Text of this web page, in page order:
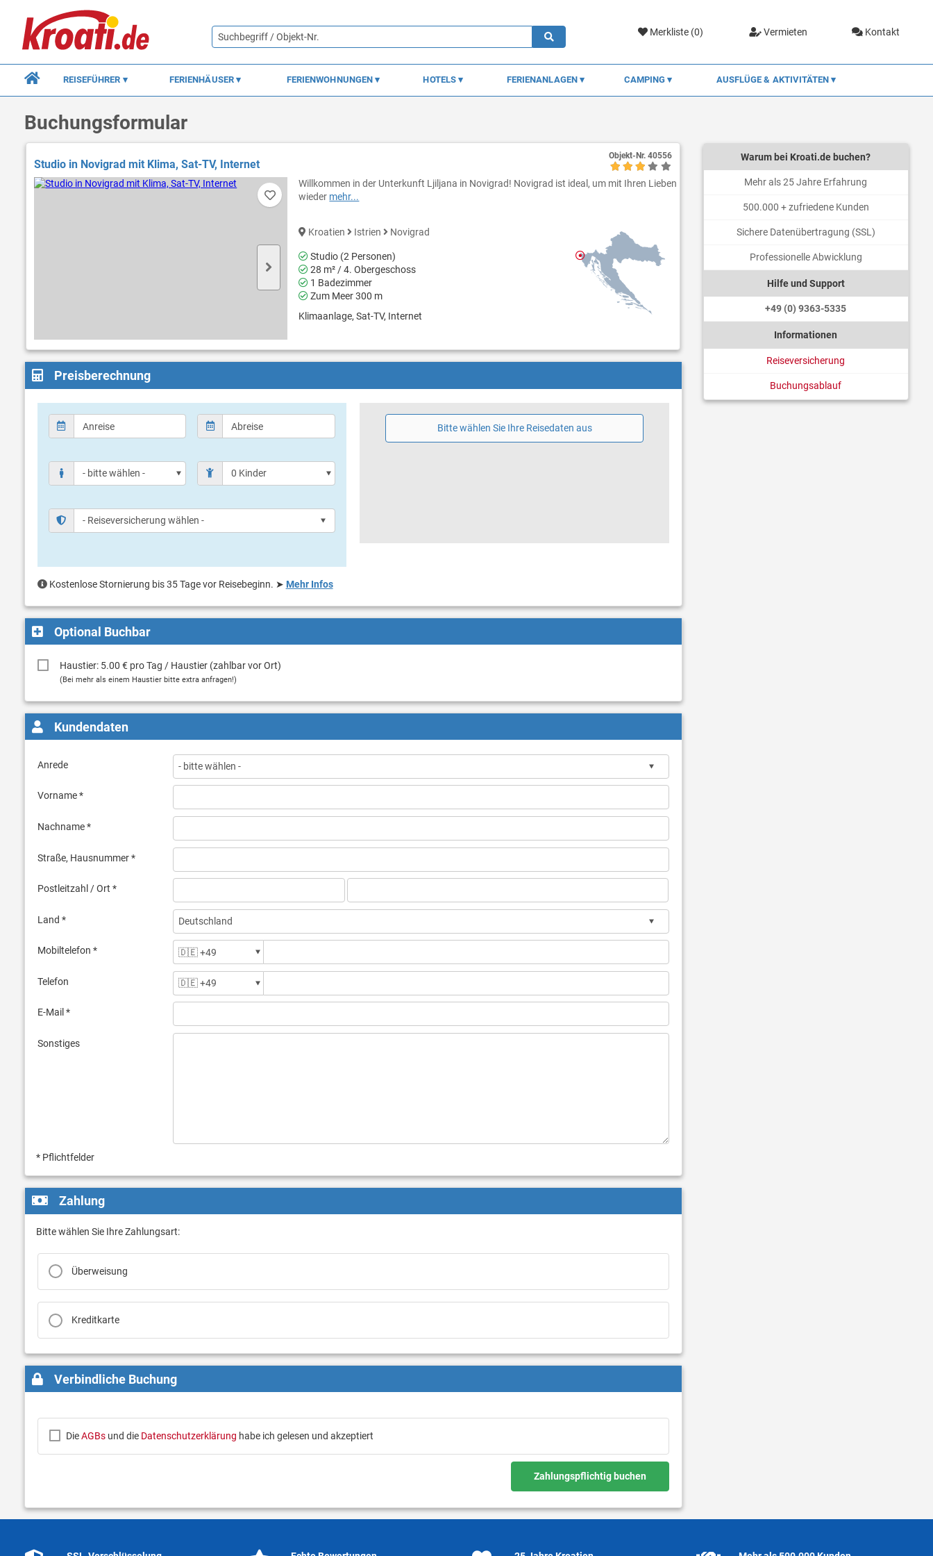
Merkliste (0) Vermieten Kontakt
REISEFÜHRER FERIENHÄUSER FERIENWOHNUNGEN HOTELS FERIENANLAGEN CAMPING AUSFLÜGE & AKTIVITÄTEN
Buchungsformular
Studio in Novigrad mit Klima, Sat-TV, Internet
Willkommen in der Unterkunft Ljiljana in Novigrad! Novigrad ist ideal, um mit Ihren Lieben
wieder mehr...
Kroatien Istrien Novigrad
Studio (2 Personen)
28 m² / 4. Obergeschoss
1 Badezimmer
Zum Meer 300 m
Klimaanlage, Sat-TV, Internet
Objekt-Nr.40556
Preisberechnung
Kostenlose Stornierung bis 35 Tage vor Reisebeginn. ➤ Mehr Infos
Bitte wählen Sie Ihre Reisedaten aus
Optional Buchbar
Haustier: 5.00 € pro Tag / Haustier (zahlbar vor Ort)
(Bei mehr als einem Haustier bitte extra anfragen!)
Kundendaten
Anrede
Vorname *
Nachname *
Straße, Hausnummer *
Postleitzahl / Ort *
Land *
Mobiltelefon *
Telefon
E-Mail *
Sonstiges
* Pflichtfelder
Zahlung
Bitte wählen Sie Ihre Zahlungsart:
Überweisung
Kreditkarte
Verbindliche Buchung
DieAGBsund die Datenschutzerklärung habe ich gelesen und akzeptiert
Zahlungspflichtig buchen
Warum bei Kroati.de buchen?
Mehr als 25 Jahre Erfahrung
500.000 + zufriedene Kunden
Sichere Datenübertragung (SSL)
Professionelle Abwicklung
Hilfe und Support
+49 (0) 9363-5335
Informationen
Reiseversicherung
Buchungsablauf